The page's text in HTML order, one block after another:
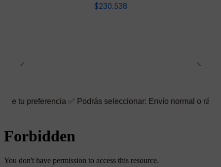
$230.538
✅ Podrás seleccionar: Envío normal o rápido ☑️